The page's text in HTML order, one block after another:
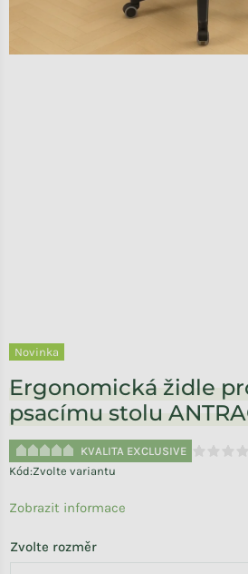
Novinka
Ergonomická židle
psacímu stolu
KVALITA EXCLUSIVE
Kód:Zvolte variantu
Zvolte rozměr
Zobrazit informace